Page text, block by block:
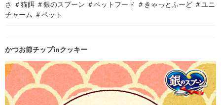
さ ＃猫餌 ＃銀のスプーン ＃ペットフード ＃きゃっとふーど ＃ユニ
チャーム ＃ペット
かつお節チップinクッキー